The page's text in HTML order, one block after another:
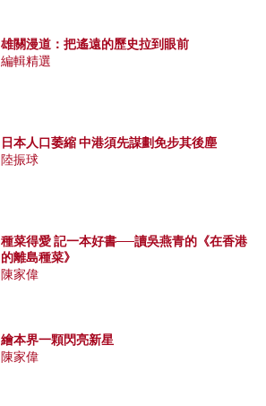
雄關漫道：把遙遠的歷史拉到眼前
編輯精選
日本人口萎縮 中港須先謀劃免步其後塵
陸振球
種菜得愛 記一本好書──讀吳燕青的《在香港
的離島種菜》
陳家偉
繪本界一顆閃亮新星
陳家偉